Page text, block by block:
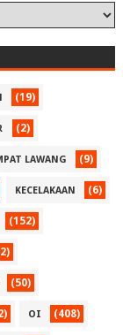
(19)
(2)
LAWANG (9)
KECELAKAAN (6)
(152)
(50)
OI (408)